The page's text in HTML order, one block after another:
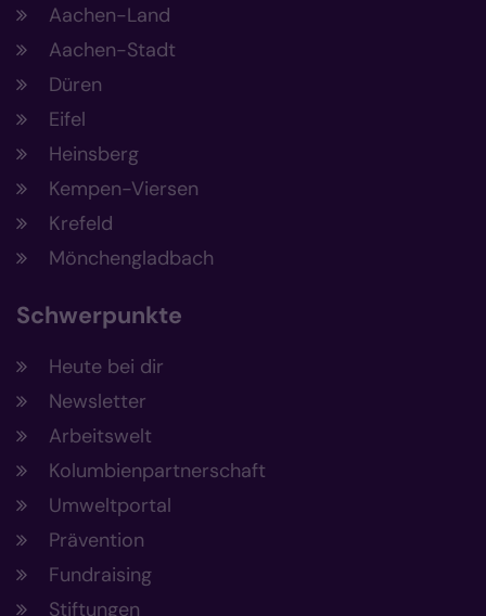
Aachen-Land
Aachen-Stadt
Düren
Eifel
Heinsberg
Kempen-Viersen
Krefeld
Mönchengladbach
Schwerpunkte
Heute bei dir
Newsletter
Arbeitswelt
Kolumbienpartnerschaft
Umweltportal
Prävention
Fundraising
Stiftungen